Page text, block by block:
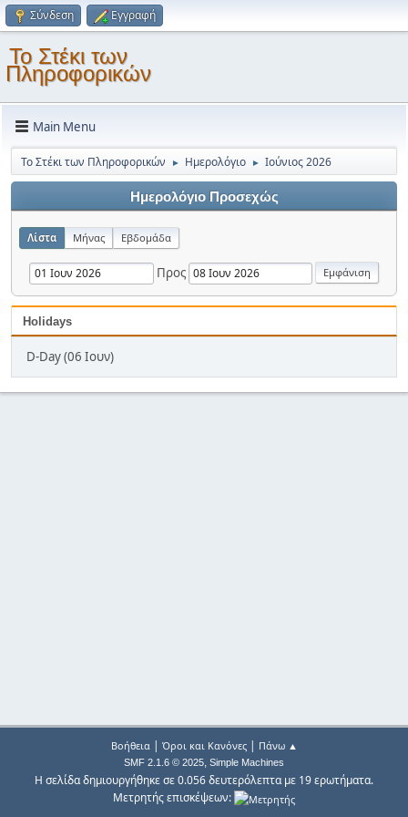
Σύνδεση Εγγραφή
Το Στέκι των
Πληροφορικών
Main Menu
Το Στέκι των Πληροφορικών ► Ημερολόγιο ► Ιούνιος 2026
Ημερολόγιο Προσεχώς
Λίστα Μήνας Εβδομάδα
Προς
Holidays
D-Day (06 Ιουν)
Βοήθεια| Όροι και Κανόνες| Πάνω ▲
SMF 2.1.6 © 2025, Simple Machines
Η σελίδα δημιουργήθηκε σε 0.056 δευτερόλεπτα με 19 ερωτήματα.
Μετρητής επισκέψεων: